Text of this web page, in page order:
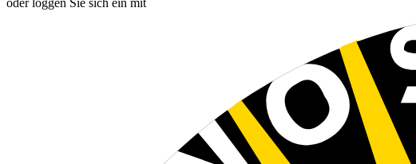
oder loggen Sie sich ein mit